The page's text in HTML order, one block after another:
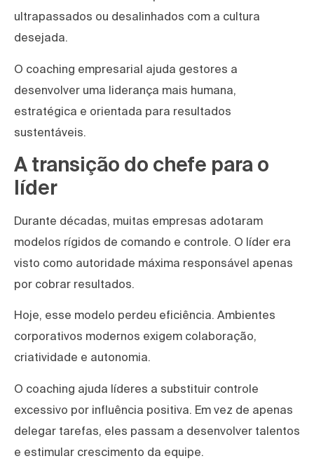
ultrapassados ou desalinhados com a cultura
desejada.
O coaching empresarial ajuda gestores a
desenvolver uma liderança mais humana,
estratégica e orientada para resultados
sustentáveis.
A transição do chefe para o
líder
Durante décadas, muitas empresas adotaram
modelos rígidos de comando e controle. O líder era
visto como autoridade máxima responsável apenas
por cobrar resultados.
Hoje, esse modelo perdeu eficiência. Ambientes
corporativos modernos exigem colaboração,
criatividade e autonomia.
O coaching ajuda líderes a substituir controle
excessivo por influência positiva. Em vez de apenas
delegar tarefas, eles passam a desenvolver talentos
e estimular crescimento da equipe.